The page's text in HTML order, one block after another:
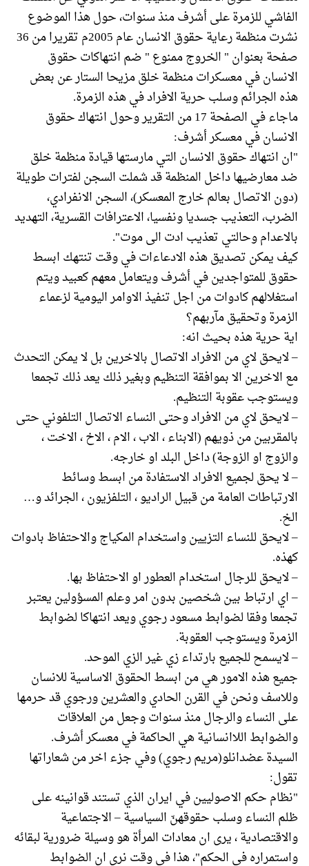
الفاشي للزمرة على أشرف منذ سنوات، حول هذا الموضوع
نشرت منظمة رعاية حقوق الانسان عام 2005م تقريرا من 36
صفحة بعنوان " الخروج ممنوع " ضم انتهاكات حقوق
الانسان في معسكرات منظمة خلق مزيحا الستار عن بعض
هذه الجرائم وسلب حرية الافراد في هذه الزمرة.
ماجاء في الصفحة 17 من التقرير وحول انتهاك حقوق
الانسان في معسكر أشرف:
"ان انتهاك حقوق الانسان التي مارستها قيادة منظمة خلق
ضد معارضيها داخل المنظمة قد شملت السجن لفترات طويلة
(دون الاتصال بعالم خارج المعسكر)، السجن الانفرادي،
الضرب، التعذيب جسديا ونفسيا، الاعترافات القسرية، التهديد
بالاعدام وحالتي تعذيب ادت الى موت".
كيف يمكن تصديق هذه الادعاءات في وقت تنتهك ابسط
حقوق للمتواجدين في أشرف ويتعامل معهم كعبيد ويتم
استغلالهم كادوات من اجل تنفيذ الاوامر اليومية لزعماء
الزمرة وتحقيق مآربهم؟
اية حرية هذه بحيث انه:
– لايحق لاي من الافراد الاتصال بالاخرين بل لا يمكن التحدث
مع الاخرين الا بموافقة التنظيم وبغير ذلك يعد ذلك تجمعا
ويستوجب عقوبة التنظيم.
– لايحق لاي من الافراد وحتى النساء الاتصال التلفوني حتى
بالمقربين من ذويهم (الابناء ، الاب ، الام ، الاخ ، الاخت ،
والزوج او الزوجة) داخل البلد او خارجه.
– لا يحق لجميع الافراد الاستفادة من ابسط وسائط
الارتباطات العامة من قبيل الراديو ، التلفزيون ، الجرائد و…
الخ.
– لايحق للنساء التزيين واستخدام المكياج والاحتفاظ بادوات
كهذه.
– لايحق للرجال استخدام العطور او الاحتفاظ بها.
– اي ارتباط بين شخصين بدون امر وعلم المسؤولين يعتبر
تجمعا وفقا لضوابط مسعود رجوي ويعد انتهاكا لضوابط
الزمرة ويستوجب العقوبة.
– لايسمح للجميع بارتداء زي غير الزي الموحد.
جميع هذه الامور هي من ابسط الحقوق الاساسية للانسان
وللاسف ونحن في القرن الحادي والعشرين ورجوي قد حرمها
على النساء والرجال منذ سنوات وجعل من العلاقات
والضوابط اللاانسانية هي الحاكمة في معسكر أشرف.
السيدة عضدانلو(مريم رجوي) وفي جزء اخر من شعاراتها
تقول:
"نظام حكم الاصوليين في ايران الذي تستند قوانينه على
ظلم النساء وسلب حقوقهنّ السياسية – الاجتماعية
والاقتصادية ، يرى ان معادات المرأة هو وسيلة ضرورية لبقائه
واستمراره في الحكم"، هذا في وقت نرى ان الضوابط